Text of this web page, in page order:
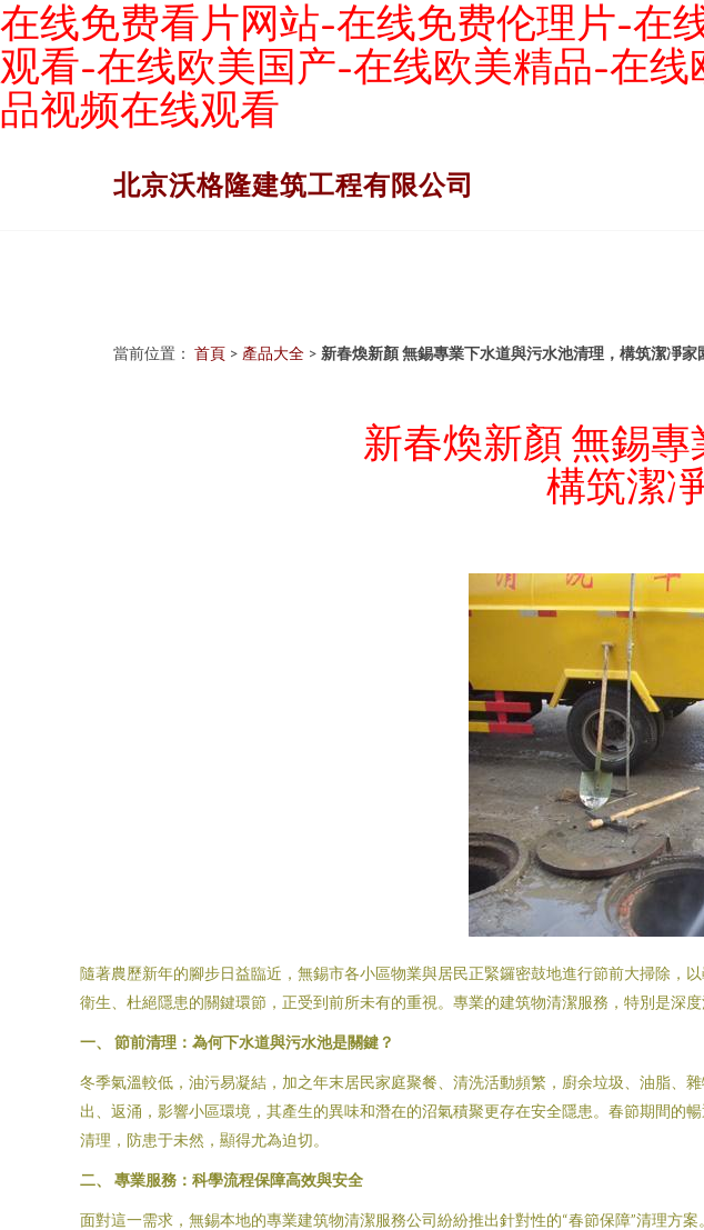
在线免费看片网站-在线免费伦理片-在
观看-在线欧美国产-在线欧美精品-在
品视频在线观看
北京沃格隆建筑工程有限公司
當前位置： 首頁 > 產品大全 > 新春煥新顏 無錫專業下水道與污水池清理，構筑潔凈家
新春煥新顏 無錫專
構筑潔
隨著農歷新年的腳步日益臨近，無錫市各小區物業與居民正緊鑼密鼓地進行節前大掃除，
衛生、杜絕隱患的關鍵環節，正受到前所未有的重視。專業的建筑物清潔服務，特別是深
一、 節前清理：為何下水道與污水池是關鍵？
冬季氣溫較低，油污易凝結，加之年末居民家庭聚餐、清洗活動頻繁，廚余垃圾、油脂、
出、返涌，影響小區環境，其產生的異味和潛在的沼氣積聚更存在安全隱患。春節期間
清理，防患于未然，顯得尤為迫切。
二、 專業服務：科學流程保障高效與安全
面對這一需求，無錫本地的專業建筑物清潔服務公司紛紛推出針對性的“春節保障”清理方